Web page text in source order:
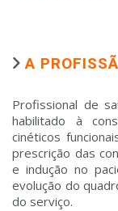
A
Profissional de
habilitado à
cinéticos
prescrição das
e indução no
evolução do
do serviço.